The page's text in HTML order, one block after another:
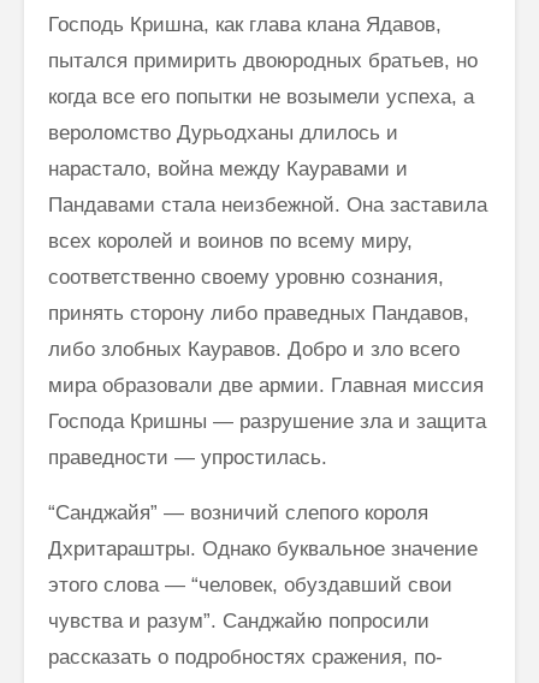
Господь Кришна, как глава клана Ядавов,
пытался примирить двою­родных братьев, но
когда все его попытки не возымели успеха, а
веро­ломство Дурьодханы длилось и
нарастало, война между Кауравами и
Пандавами стала неизбежной. Она заставила
всех королей и воинов по всему миру,
соответственно своему уровню сознания,
принять сторону либо праведных Пандавов,
либо злобных Кауравов. Добро и зло всего
мира образовали две армии. Главная миссия
Господа Кришны — разру­шение зла и защита
праведности — упростилась.
“Санджайя” — возничий слепого короля
Дхритараштры. Однако бук­вальное значение
этого слова — “человек, обуздавший свои
чувства и разум”. Санджайю попросили
рассказать о подробностях сражения, по­